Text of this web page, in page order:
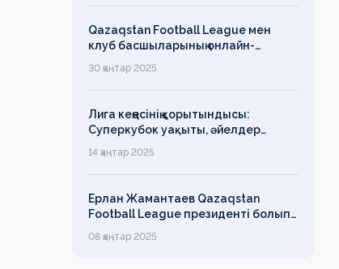
Qazaqstan Football League мен
клуб басшыларының онлайн-
бойынша баспасөз-релизі
30 қаңтар 2025
Лига кеңесінің қорытындысы:
Суперкубок уақыты, әйелдер
лимит
14 қаңтар 2025
Ерлан Жамантаев Qazaqstan
Football League президенті болып
08 қаңтар 2025